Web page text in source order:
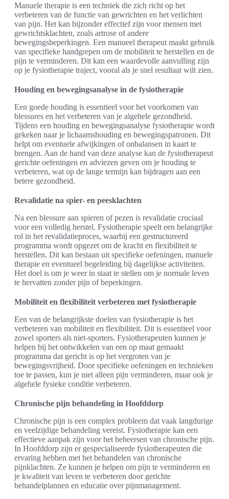
Manuele therapie is een techniek die zich richt op het
verbeteren van de functie van gewrichten en het verlichten
van pijn. Het kan bijzonder effectief zijn voor mensen met
gewrichtsklachten, zoals artrose of andere
bewegingsbeperkingen. Een manueel therapeut maakt gebruik
van specifieke handgrepen om de mobiliteit te herstellen en de
pijn te verminderen. Dit kan een waardevolle aanvulling zijn
op je fysiotherapie traject, vooral als je snel resultaat wilt zien.
Houding en bewegingsanalyse in de fysiotherapie
Een goede houding is essentieel voor het voorkomen van
blessures en het verbeteren van je algehele gezondheid.
Tijdens een houding en bewegingsanalyse fysiotherapie wordt
gekeken naar je lichaamshouding en bewegingspatronen. Dit
helpt om eventuele afwijkingen of onbalansen in kaart te
brengen. Aan de hand van deze analyse kan de fysiotherapeut
gerichte oefeningen en adviezen geven om je houding te
verbeteren, wat op de lange termijn kan bijdragen aan een
betere gezondheid.
Revalidatie na spier- en peesklachten
Na een blessure aan spieren of pezen is revalidatie cruciaal
voor een volledig herstel. Fysiotherapie speelt een belangrijke
rol in het revalidatieproces, waarbij een gestructureerd
programma wordt opgezet om de kracht en flexibiliteit te
herstellen. Dit kan bestaan uit specifieke oefeningen, manuele
therapie en eventueel begeleiding bij dagelijkse activiteiten.
Het doel is om je weer in staat te stellen om je normale leven
te hervatten zonder pijn of beperkingen.
Mobiliteit en flexibiliteit verbeteren met fysiotherapie
Een van de belangrijkste doelen van fysiotherapie is het
verbeteren van mobiliteit en flexibiliteit. Dit is essentieel voor
zowel sporters als niet-sporters. Fysiotherapeuten kunnen je
helpen bij het ontwikkelen van een op maat gemaakt
programma dat gericht is op het vergroten van je
bewegingsvrijheid. Door specifieke oefeningen en technieken
toe te passen, kun je niet alleen pijn verminderen, maar ook je
algehele fysieke conditie verbeteren.
Chronische pijn behandeling in Hoofddorp
Chronische pijn is een complex probleem dat vaak langdurige
en veelzijdige behandeling vereist. Fysiotherapie kan een
effectieve aanpak zijn voor het beheersen van chronische pijn.
In Hoofddorp zijn er gespecialiseerde fysiotherapeuten die
ervaring hebben met het behandelen van chronische
pijnklachten. Ze kunnen je helpen om pijn te verminderen en
je kwaliteit van leven te verbeteren door gerichte
behandelplannen en educatie over pijnmanagement.